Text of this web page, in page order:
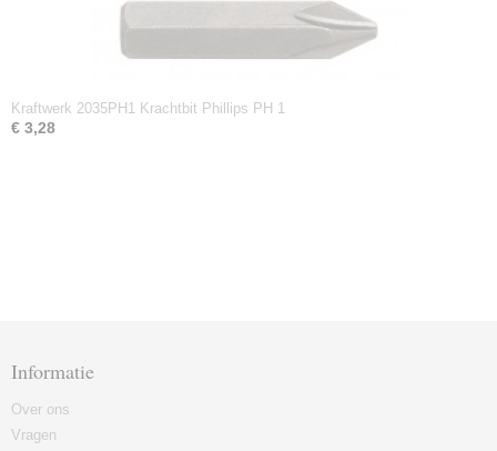
Kraftwerk 2035PH1 Krachtbit Phillips PH 1
€ 3,28
Informatie
Over ons
Vragen